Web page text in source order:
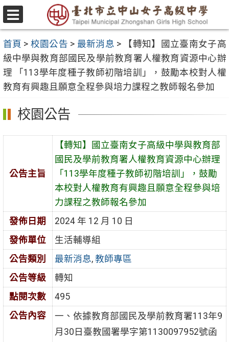
跳
至
要
內
容
區
選
單
首頁 > 校園公告 > 最新消息 >
【轉知】國立臺南女子高
級中學與教育部國民及學前教育署人權教育資源中心辦
理 「113學年度種子教師初階培訓」，鼓勵本校對人權
教育有興趣且願意全程參與培力課程之教師報名參加
校園公告
公告主旨
【轉知】國立臺南女子高級中學與教育部
國民及學前教育署人權教育資源中心辦理
「113學年度種子教師初階培訓」，鼓勵
本校對人權教育有興趣且願意全程參與培
力課程之教師報名參加
發佈日期
2024 年 12 月 10 日
發佈單位
生活輔導組
公告類別
最新消息, 教師專區
公告等級
轉知
點閱次數
495
公告內容
一、依據教育部國民及學前教育署113年9
月30日臺教國署學字第1130097952號函